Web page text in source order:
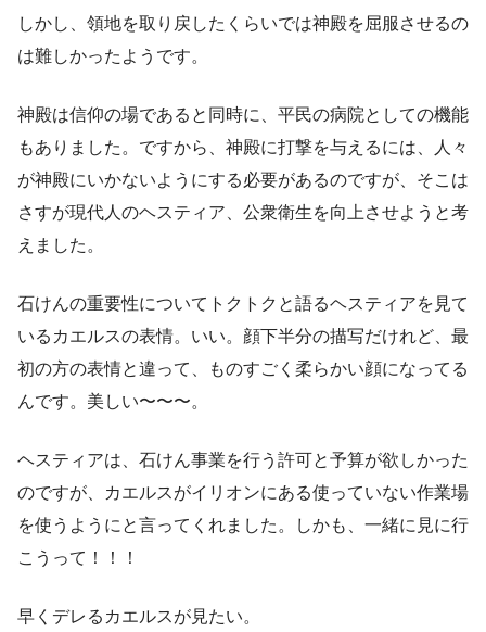
しかし、領地を取り戻したくらいでは神殿を屈服させるの
は難しかったようです。
神殿は信仰の場であると同時に、平民の病院としての機能
もありました。ですから、神殿に打撃を与えるには、人々
が神殿にいかないようにする必要があるのですが、そこは
さすが現代人のヘスティア、公衆衛生を向上させようと考
えました。
石けんの重要性についてトクトクと語るヘスティアを見て
いるカエルスの表情。いい。顔下半分の描写だけれど、最
初の方の表情と違って、ものすごく柔らかい顔になってる
んです。美しい〜〜〜。
ヘスティアは、石けん事業を行う許可と予算が欲しかった
のですが、カエルスがイリオンにある使っていない作業場
を使うようにと言ってくれました。しかも、一緒に見に行
こうって！！！
早くデレるカエルスが見たい。